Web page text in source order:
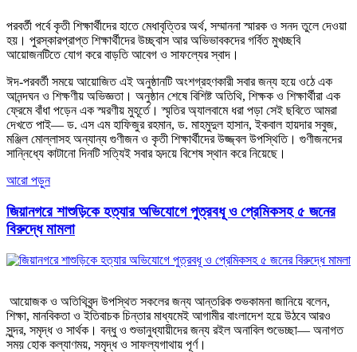
পরবর্তী পর্বে কৃতী শিক্ষার্থীদের হাতে মেধাবৃত্তির অর্থ, সম্মাননা স্মারক ও সনদ তুলে দেওয়া
হয়। পুরস্কারপ্রাপ্ত শিক্ষার্থীদের উচ্ছ্বাস আর অভিভাবকদের গর্বিত মুখচ্ছবি
আয়োজনটিতে যোগ করে বাড়তি আবেগ ও সাফল্যের স্বাদ।
ঈদ-পরবর্তী সময়ে আয়োজিত এই অনুষ্ঠানটি অংশগ্রহণকারী সবার জন্য হয়ে ওঠে এক
আনন্দঘন ও শিক্ষণীয় অভিজ্ঞতা। অনুষ্ঠান শেষে বিশিষ্ট অতিথি, শিক্ষক ও শিক্ষার্থীরা এক
ফ্রেমে বাঁধা পড়েন এক স্মরণীয় মুহূর্তে। স্মৃতির অ্যালবামে ধরা পড়া সেই ছবিতে আমরা
দেখতে পাই— ড. এস এম হাফিজুর রহমান, ড. মাহমুদুল হাসান, ইকবাল হায়দার সবুজ,
মঞ্জিল মোল্লাসহ অন্যান্য গুণীজন ও কৃতী শিক্ষার্থীদের উজ্জ্বল উপস্থিতি। গুণীজনদের
সান্নিধ্যে কাটানো দিনটি সত্যিই সবার হৃদয়ে বিশেষ স্থান করে নিয়েছে।
আরো পড়ুন
জিয়ানগরে শাশুড়িকে হত্যার অভিযোগে পুত্রবধূ ও প্রেমিকসহ ৫ জনের
বিরুদ্ধে মামলা
আয়োজক ও অতিথিবৃন্দ উপস্থিত সকলের জন্য আন্তরিক শুভকামনা জানিয়ে বলেন,
শিক্ষা, মানবিকতা ও ইতিবাচক চিন্তার মাধ্যমেই আগামীর বাংলাদেশ হয়ে উঠবে আরও
সুন্দর, সমৃদ্ধ ও সার্থক। বন্ধু ও শুভানুধ্যায়ীদের জন্য রইল অনাবিল শুভেচ্ছা— অনাগত
সময় হোক কল্যাণময়, সমৃদ্ধ ও সাফল্যগাথায় পূর্ণ।